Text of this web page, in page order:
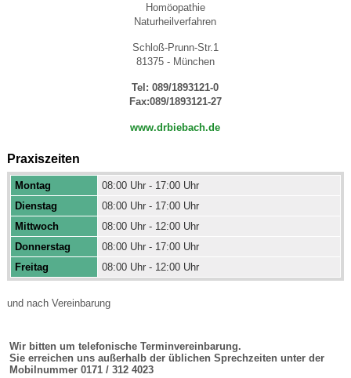
Homöopathie
Naturheilverfahren
Schloß-Prunn-Str.1
81375 - München
Tel:089/1893121-0
Fax:089/1893121-27
www.drbiebach.de
Praxiszeiten
Montag
08:00 Uhr - 17:00 Uhr
Dienstag
08:00 Uhr - 17:00 Uhr
Mittwoch
08:00 Uhr - 12:00 Uhr
Donnerstag
08:00 Uhr - 17:00 Uhr
Freitag
08:00 Uhr - 12:00 Uhr
und nach Vereinbarung
Wir bitten um telefonische Terminvereinbarung.
Sie erreichen uns außerhalb der üblichen Sprechzeiten unter der
Mobilnummer 0171 / 312 4023